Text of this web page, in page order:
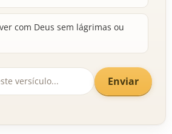
com Deus sem lágrimas ou
Enviar